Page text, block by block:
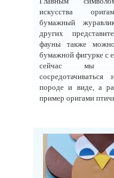
искусства
бумажный
других
фауны также
бумажной фигурке с
сейчас мы
сосредотачиваться
породе и виде, а
пример оригами